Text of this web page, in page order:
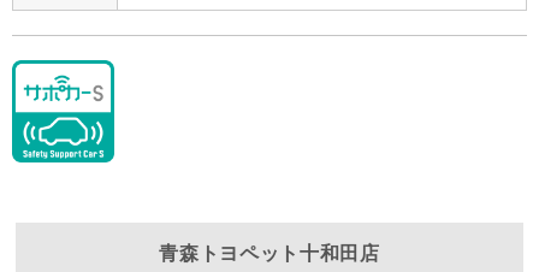
青森トヨペット十和田店